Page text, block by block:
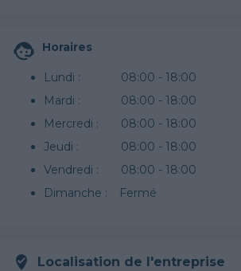
Horaires
Lundi :
08:00 - 18:00
Mardi :
08:00 - 18:00
Mercredi :
08:00 - 18:00
Jeudi :
08:00 - 18:00
Vendredi :
08:00 - 18:00
Dimanche :
Fermé
Localisation de l'entreprise